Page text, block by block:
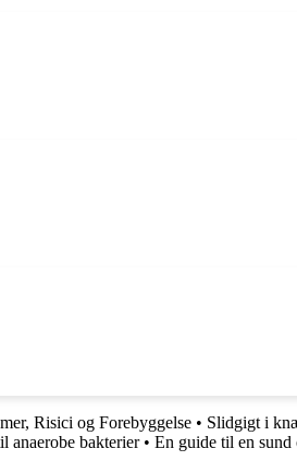
Risici og Forebyggelse • Slidgigt i
anaerobe bakterier• En guide til en